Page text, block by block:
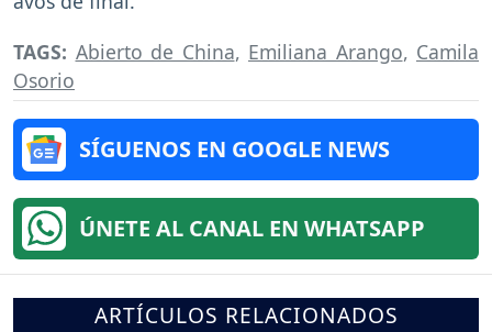
TAGS: Abierto de China, Emiliana Arango, Camila
Osorio
SÍGUENOS EN GOOGLE NEWS
ÚNETE AL CANAL EN WHATSAPP
ARTÍCULOS RELACIONADOS